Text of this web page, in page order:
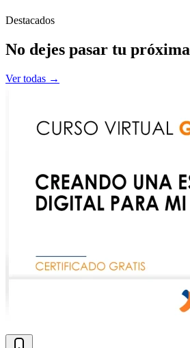
Destacados
No dejes pasar tu próxima
Ver todas →